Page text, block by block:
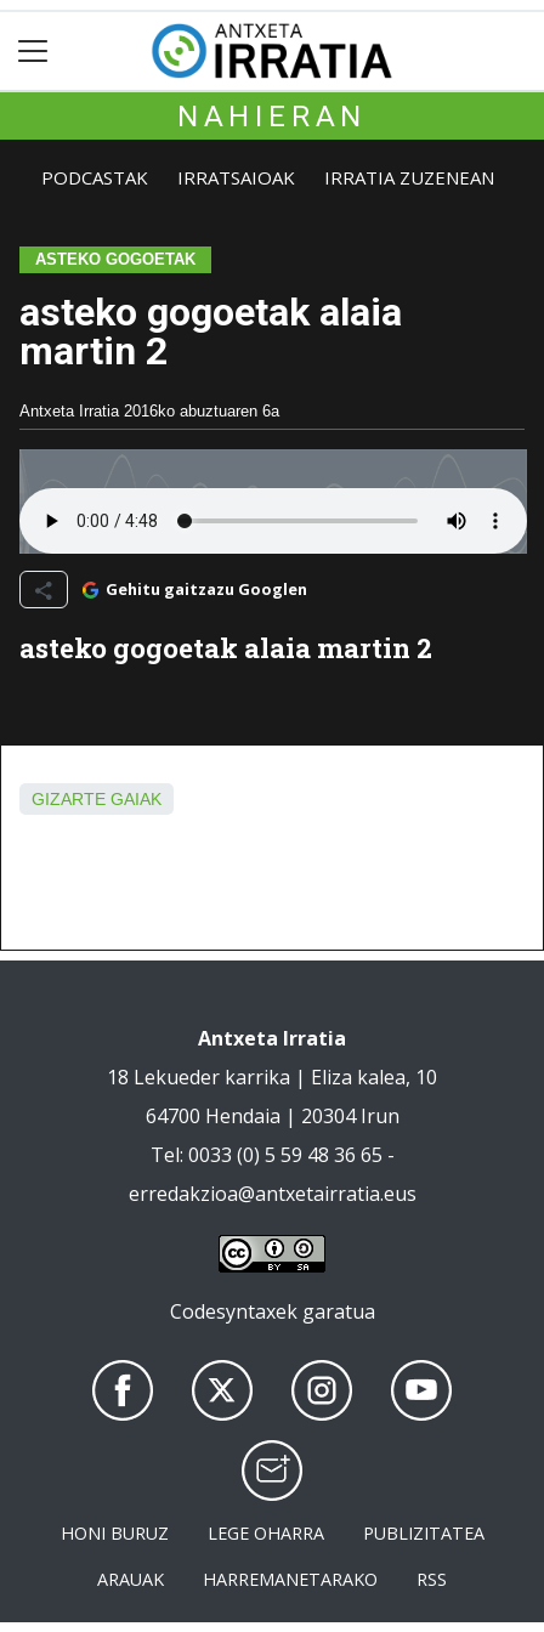
NAHIERAN
PODCASTAK IRRATSAIOAK IRRATIA ZUZENEAN
ASTEKO GOGOETAK
asteko gogoetak alaia
martin 2
Antxeta Irratia 2016ko abuztuaren 6a
Gehitu gaitzazu Googlen
asteko gogoetak alaia martin 2
GIZARTE GAIAK
Antxeta Irratia
18 Lekueder karrika | Eliza kalea, 10
64700 Hendaia | 20304 Irun
Tel: 0033 (0) 5 59 48 36 65 -
erredakzioa@antxetairratia.eus
Codesyntaxek garatua
HONI BURUZ LEGE OHARRA
PUBLIZITATEA
ARAUAK
HARREMANETARAKO RSS